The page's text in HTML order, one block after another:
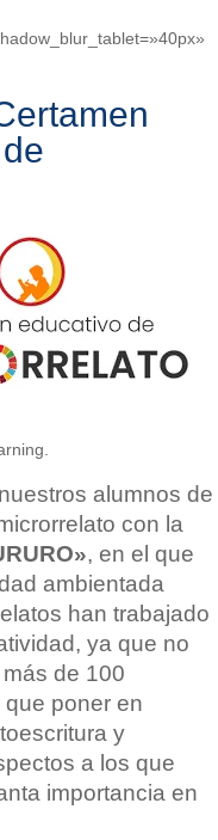
alumnos de
con la
, en el que
ambientada
han trabajado
ya que no
de 100
poner en
y
a los que
importancia en